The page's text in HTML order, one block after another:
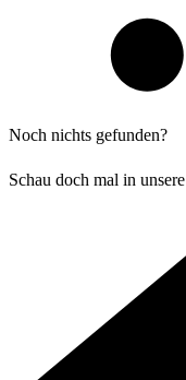
Noch nichts gefunden?
Schau doch mal in unsere